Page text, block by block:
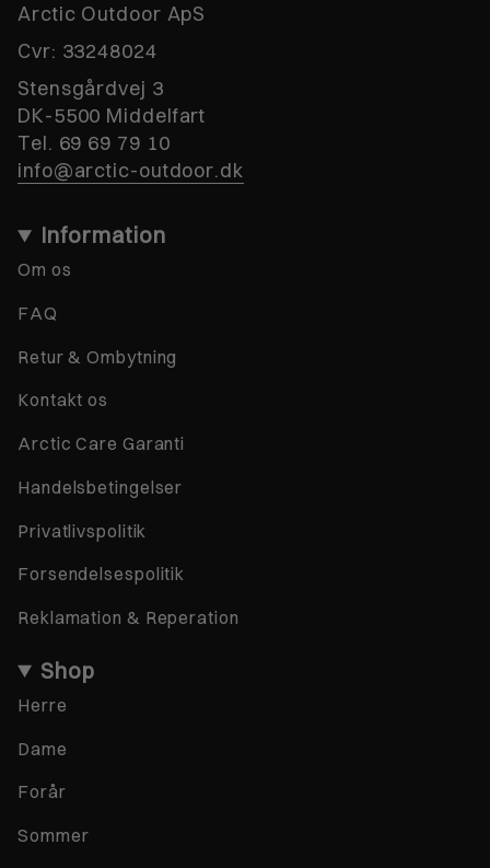
Arctic Outdoor ApS
Cvr: 33248024
Stensgårdvej 3
DK-5500 Middelfart
Tel. 69 69 79 10
info@arctic-outdoor.dk
Information
Om os
FAQ
Retur & Ombytning
Kontakt os
Arctic Care Garanti
Handelsbetingelser
Privatlivspolitik
Forsendelsespolitik
Reklamation & Reperation
Shop
Herre
Dame
Forår
Sommer